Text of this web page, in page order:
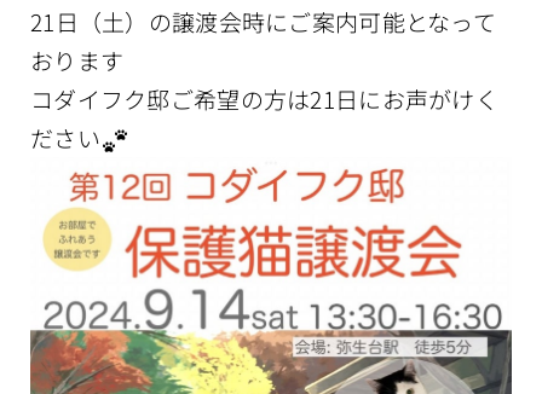
21日（土）の譲渡会時にご案内可能となって
おります
コダイフク邸ご希望の方は21日にお声がけく
ださい